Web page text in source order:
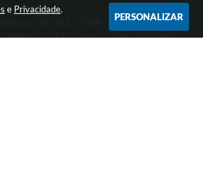
e Privacidade.
PERSONALIZAR
Pinheiro, 154 - Centro | CEP: 39150-000